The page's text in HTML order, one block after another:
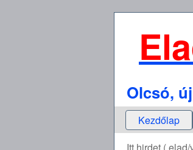
Olcsó,
Kezdőlap